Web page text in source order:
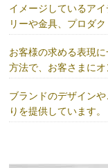
イメージしているア
リーや金具、プロダ
お客様の求める表現
方法で、お客さまに
ブランドのデザイン
りを提供しています。